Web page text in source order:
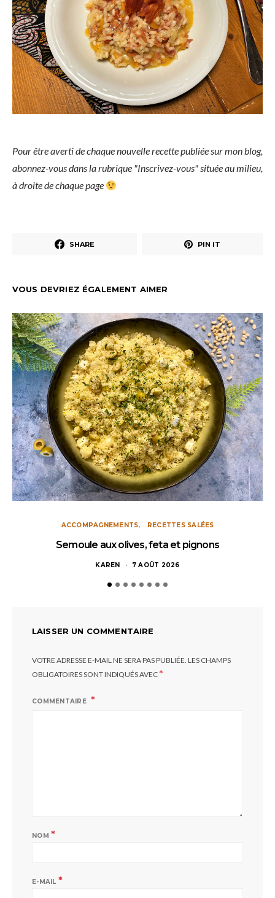
Pour être averti de chaque nouvelle recette publiée sur mon blog,
abonnez-vous dans la rubrique "Inscrivez-vous" située au milieu,
à droite de chaque page
SHARE PIN IT
VOUS DEVRIEZ ÉGALEMENT AIMER
ACCOMPAGNEMENTS RECETTES SALÉES
Semoule aux olives, feta et pignons
KAREN 7 AOÛT 2026
LAISSER UN COMMENTAIRE
VOTRE ADRESSE E-MAIL NE SERA PAS PUBLIÉE. LES CHAMPS
OBLIGATOIRES SONT INDIQUÉS AVEC*
COMMENTAIRE
NOM *
E-MAIL *